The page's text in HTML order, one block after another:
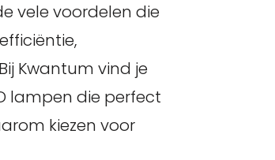
vele voordelen die
Kwantum vind je
lampen die perfect
kiezen voor